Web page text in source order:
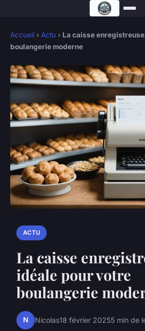
Accueil › Actu › La caisse
boulangerie moderne
ACTU
La caisse
idéale pour votre
boulangerie
N Nicolas18 février 20255 min de